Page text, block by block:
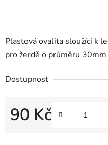
Plastová ovalita sloužící k
pro žerdě o průměru 30mm
Dostupnost
90 Kč
Měrná cena: